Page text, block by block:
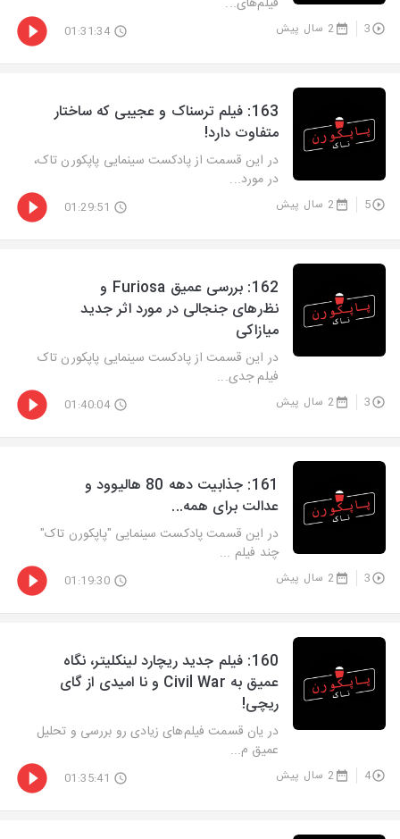
3 2 سال پیش 01:31:34
‫163: فیلم ترسناک و عجیبی که ساختار
متفاوت دارد!
در این قسمت از پادکست سینمایی پاپکورن تاک،
در مورد...
5 2 سال پیش 01:29:51
‫162: بررسی عمیق Furiosa و
نظ‌رهای جنجالی در مورد اثر جدید
میازاکی
در این قسمت از پادکست سینمایی پاپکورن تاک
فیلم جدی...
3 2 سال پیش 01:40:04
‫161: جذابیت دهه 80 هالیوود و
عدالت برای همه...
در این قسمت پادکست سینمایی "پاپکورن تاک"
چند فیلم ...
3 2 سال پیش 01:19:30
‫160: فیلم جدید ریچارد لینکلیتر، نگاه
عمیق به Civil War و نا امیدی از گای
ریچی!
در یان قسمت فیلم‌های زیادی رو بررسی و تحلیل
عمیق م...
4 2 سال پیش 01:35:41